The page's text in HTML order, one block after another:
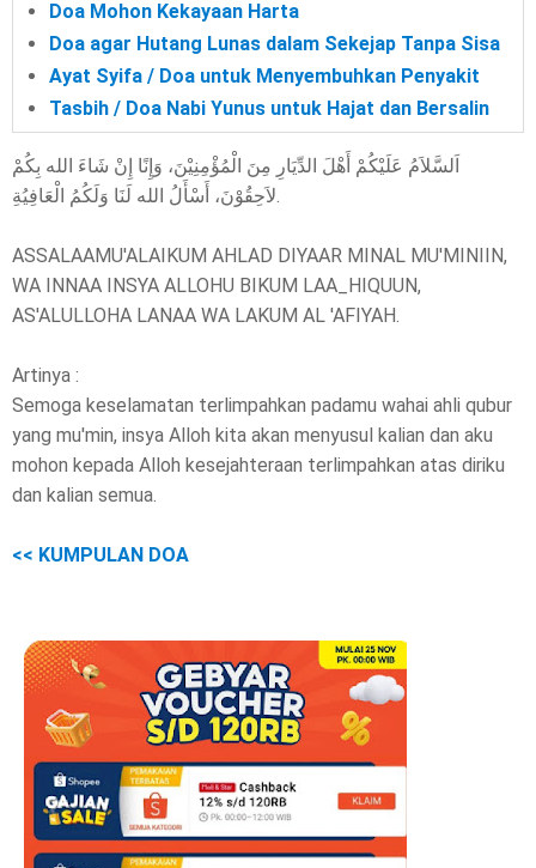
Doa Mohon Kekayaan Harta
Doa agar Hutang Lunas dalam Sekejap Tanpa Sisa
Ayat Syifa / Doa untuk Menyembuhkan Penyakit
Tasbih / Doa Nabi Yunus untuk Hajat dan Bersalin
اَلسَّلاَمُ عَلَيْكُمْ أَهْلَ الدِّيَارِ مِنَ الْمُؤْمِنِيْنَ، وَإِنًا إِنْ شَاءَ الله بِكُمْ
لاَحِقُوْنَ، أَسْأَلُ الله لَنَا وَلَكُمُ الْعَافِيُةِ.
ASSALAAMU'ALAIKUM AHLAD DIYAAR MINAL MU'MINIIN,
WA INNAA INSYA ALLOHU BIKUM LAA_HIQUUN,
AS'ALULLOHA LANAA WA LAKUM AL 'AFIYAH.
Artinya :
Semoga keselamatan terlimpahkan padamu wahai ahli qubur
yang mu'min, insya Alloh kita akan menyusul kalian dan aku
mohon kepada Alloh kesejahteraan terlimpahkan atas diriku
dan kalian semua.
<< KUMPULAN DOA